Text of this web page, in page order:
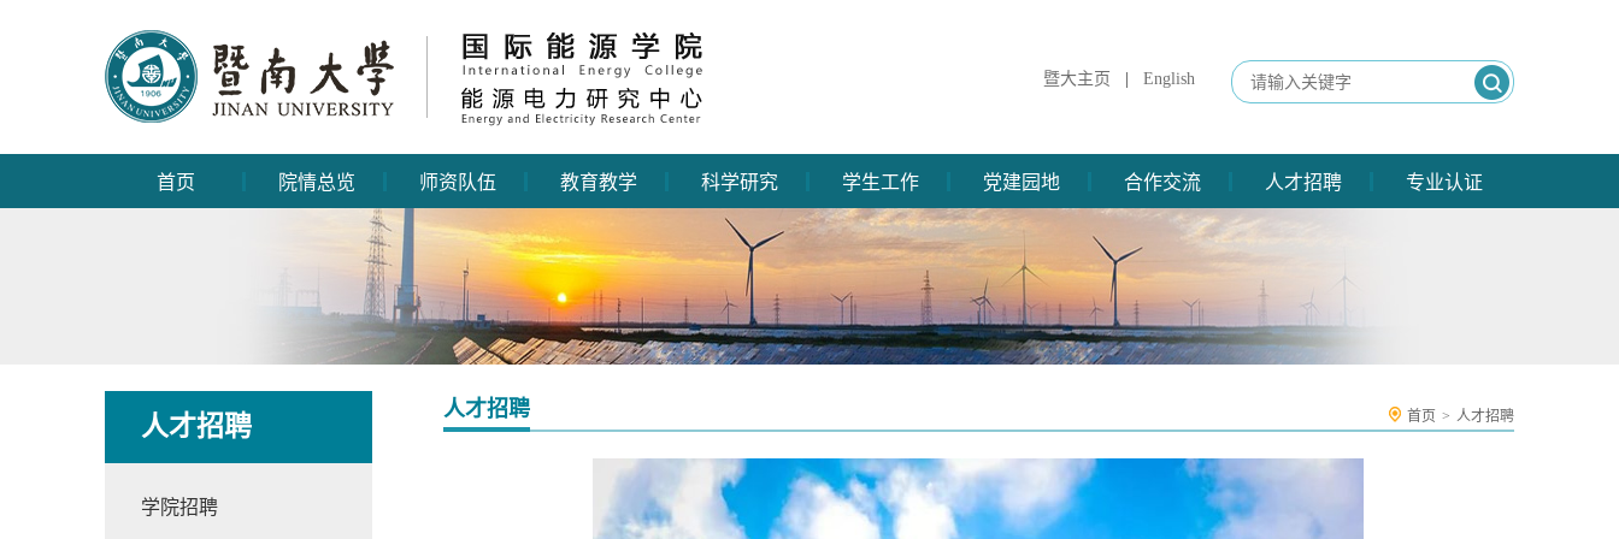
暨大主页 | English
首页 院情总览 师资队伍 教育教学 科学研究 学生工作 党建园地 合作交流 人才招聘 专业认证
人才招聘
学院招聘
人才招聘 首页 > 人才招聘